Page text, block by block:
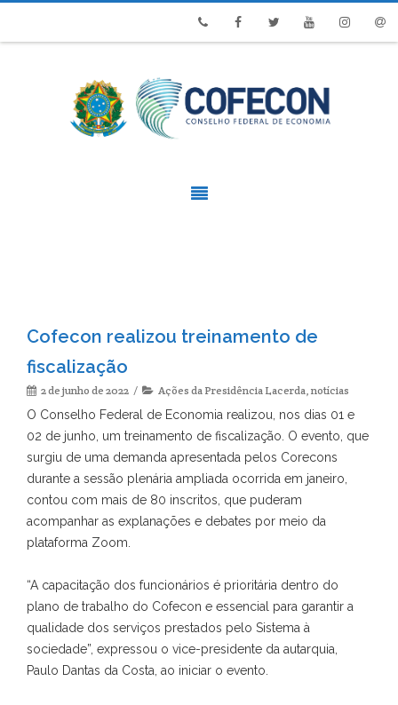
Cofecon realizou treinamento de
fiscalização
2 de junho de 2022 Ações da Presidência Lacerda, notícias
O Conselho Federal de Economia realizou, nos dias 01 e
02 de junho, um treinamento de fiscalização. O evento, que
surgiu de uma demanda apresentada pelos Corecons
durante a sessão plenária ampliada ocorrida em janeiro,
contou com mais de 80 inscritos, que puderam
acompanhar as explanações e debates por meio da
plataforma Zoom.
“A capacitação dos funcionários é prioritária dentro do
plano de trabalho do Cofecon e essencial para garantir a
qualidade dos serviços prestados pelo Sistema à
sociedade”, expressou o vice-presidente da autarquia,
Paulo Dantas da Costa, ao iniciar o evento.